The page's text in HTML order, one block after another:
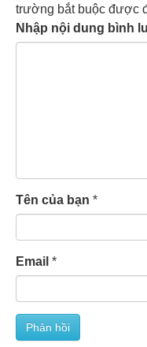
trường bắt buộc được
Nhập nội dung bình
Tên của bạn *
Email *